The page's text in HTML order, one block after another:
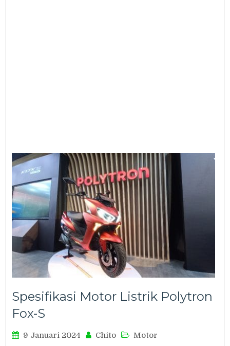
Spesifikasi Motor Listrik Polytron
Fox-S
9 Januari 2024 Chito Motor